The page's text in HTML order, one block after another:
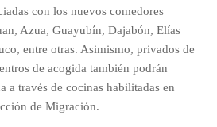
con los nuevos comedores
Azua, Guayubín, Dajabón, Elías
entre otras. Asimismo, privados de
de acogida también podrán
a través de cocinas habilitadas en
de Migración.